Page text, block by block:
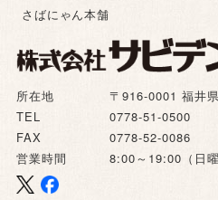
所在地
〒916-0001 福井
TEL
0778-51-0500
FAX
0778-52-0086
営業時間
8:00～19:00（日
さばにゃん本舗